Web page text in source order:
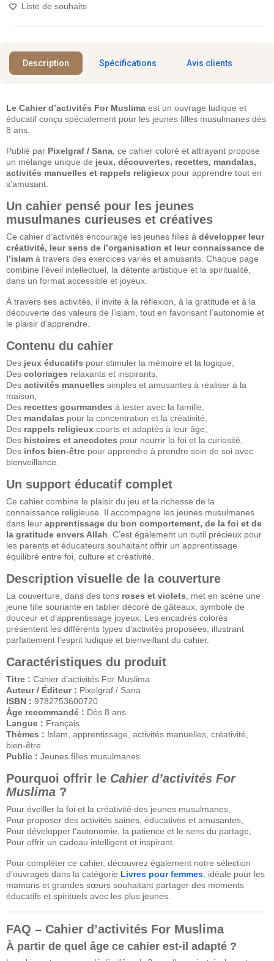
Liste de souhaits
Description Spécifications Avis clients
Le Cahier d’activités For Muslima est un ouvrage ludique et
éducatif conçu spécialement pour les jeunes filles musulmanes dès
8 ans.
Publié par Pixelgraf / Sana , ce cahier coloré et attrayant propose
un mélange unique de jeux, découvertes, recettes, mandalas,
activités manuelles et rappels religieux pour apprendre tout en
s’amusant.
Un cahier pensé pour les jeunes
musulmanes curieuses et créatives
Ce cahier d’activités encourage les jeunes filles à développer leur
créativité, leur sens de l’organisation et leur connaissance de
l’islam à travers des exercices variés et amusants. Chaque page
combine l’éveil intellectuel, la détente artistique et la spiritualité,
dans un format accessible et joyeux.
À travers ses activités, il invite à la réflexion, à la gratitude et à la
découverte des valeurs de l’islam, tout en favorisant l’autonomie et
le plaisir d’apprendre.
Contenu du cahier
Des jeux éducatifs pour stimuler la mémoire et la logique,
Des coloriages relaxants et inspirants,
Des activités manuelles simples et amusantes à réaliser à la
maison,
Des recettes gourmandes à tester avec la famille,
Des mandalas pour la concentration et la créativité,
Des rappels religieux courts et adaptés à leur âge,
Des histoires et anecdotes pour nourrir la foi et la curiosité,
Des infos bien-être pour apprendre à prendre soin de soi avec
bienveillance.
Un support éducatif complet
Ce cahier combine le plaisir du jeu et la richesse de la
connaissance religieuse. Il accompagne les jeunes musulmanes
dans leur apprentissage du bon comportement, de la foi et de
la gratitude envers Allah . C’est également un outil précieux pour
les parents et éducateurs souhaitant offrir un apprentissage
équilibré entre foi, culture et créativité.
Description visuelle de la couverture
La couverture, dans des tons roses et violets , met en scène une
jeune fille souriante en tablier décoré de gâteaux, symbole de
douceur et d’apprentissage joyeux. Les encadrés colorés
présentent les différents types d’activités proposées, illustrant
parfaitement l’esprit ludique et bienveillant du cahier.
Caractéristiques du produit
Titre : Cahier d’activités For Muslima
Auteur / Éditeur : Pixelgraf / Sana
ISBN : 9782753600720
Âge recommandé : Dès 8 ans
Langue : Français
Thèmes : Islam, apprentissage, activités manuelles, créativité,
bien-être
Public : Jeunes filles musulmanes
Pourquoi offrir le Cahier d’activités For
Muslima ?
Pour éveiller la foi et la créativité des jeunes musulmanes,
Pour proposer des activités saines, éducatives et amusantes,
Pour développer l’autonomie, la patience et le sens du partage,
Pour offrir un cadeau intelligent et inspirant.
Pour compléter ce cahier, découvrez également notre sélection
d’ouvrages dans la catégorie Livres pour femmes , idéale pour les
mamans et grandes sœurs souhaitant partager des moments
éducatifs et spirituels avec les plus jeunes.
FAQ – Cahier d’activités For Muslima
À partir de quel âge ce cahier est-il adapté ?